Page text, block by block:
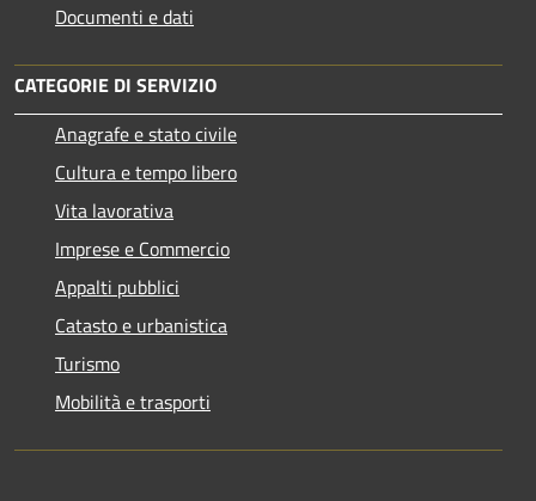
Documenti e dati
CATEGORIE DI SERVIZIO
Anagrafe e stato civile
Cultura e tempo libero
Vita lavorativa
Imprese e Commercio
Appalti pubblici
Catasto e urbanistica
Turismo
Mobilità e trasporti